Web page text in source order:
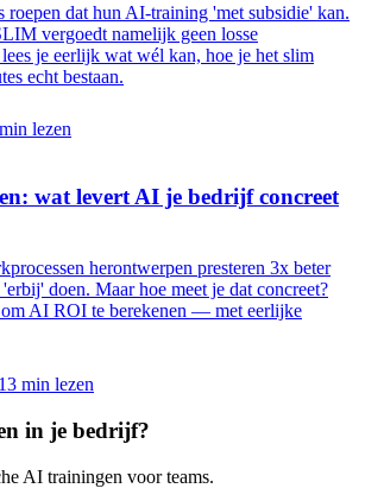
roepen dat hun AI-training 'met subsidie' kan.
vergoedt namelijk geen losse
je eerlijk wat wél kan, hoe je het slim
echt bestaan.
min lezen
wat levert AI je bedrijf concreet
herontwerpen presteren 3x beter
doen. Maar hoe meet je dat concreet?
AI ROI te berekenen — met eerlijke
13 min lezen
in je bedrijf?
AI trainingen voor teams.